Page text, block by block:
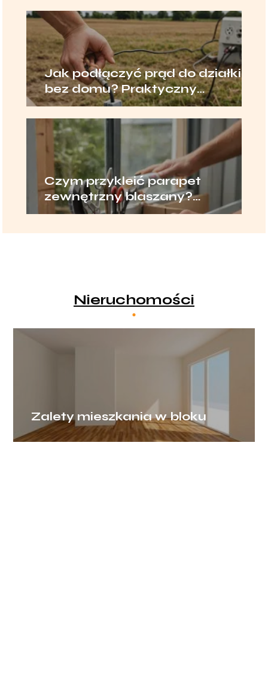
Jak podłączyć prąd do działki
bez domu? Praktyczny
poradnik
Czym przykleić parapet
zewnętrzny blaszany?
Sprawdzone metody
Nieruchomości
Zalety mieszkania w bloku